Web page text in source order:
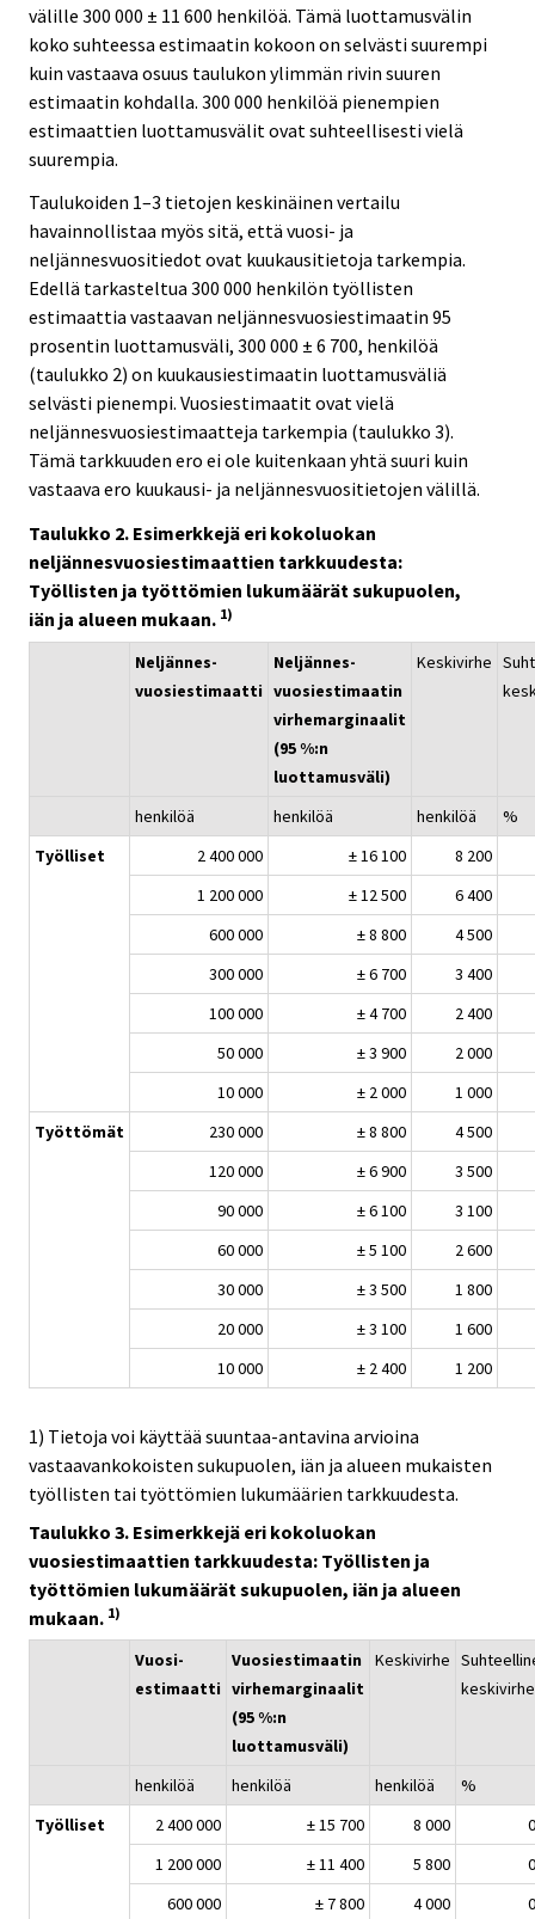
välille 300 000 ± 11 600 henkilöä. Tämä luottamusvälin
koko suhteessa estimaatin kokoon on selvästi suurempi
kuin vastaava osuus taulukon ylimmän rivin suuren
estimaatin kohdalla. 300 000 henkilöä pienempien
estimaattien luottamusvälit ovat suhteellisesti vielä
suurempia.
Taulukoiden 1–3 tietojen keskinäinen vertailu
havainnollistaa myös sitä, että vuosi- ja
neljännesvuositiedot ovat kuukausitietoja tarkempia.
Edellä tarkasteltua 300 000 henkilön työllisten
estimaattia vastaavan neljännesvuosiestimaatin 95
prosentin luottamusväli, 300 000 ± 6 700, henkilöä
(taulukko 2) on kuukausiestimaatin luottamusväliä
selvästi pienempi. Vuosiestimaatit ovat vielä
neljännesvuosiestimaatteja tarkempia (taulukko 3).
Tämä tarkkuuden ero ei ole kuitenkaan yhtä suuri kuin
vastaava ero kuukausi- ja neljännesvuositietojen välillä.
Taulukko 2. Esimerkkejä eri kokoluokan
neljännesvuosiestimaattien tarkkuudesta:
Työllisten ja työttömien lukumäärät sukupuolen,
iän ja alueen mukaan. 1)
Neljännes-
vuosiestimaatti
Neljännes-
vuosiestimaatin
virhemarginaalit
(95 %:n
luottamusväli)
Keskivirhe
henkilöä henkilöä henkilöä
%
Työlliset
2 400 000 ± 16 100
8 200
1 200 000
± 12 500
6 400
600 000
± 8 800
4 500
300 000
± 6 700
3 400
100 000
± 4 700
2 400
50 000
± 3 900
2 000
10 000
± 2 000
1 000
Työttömät
230 000 ± 8 800
4 500
120 000
± 6 900
3 500
90 000
± 6 100
3 100
60 000
± 5 100
2 600
30 000
± 3 500
1 800
20 000
± 3 100
1 600
10 000
± 2 400 1 200
1) Tietoja voi käyttää suuntaa-antavina arvioina
vastaavankokoisten sukupuolen, iän ja alueen mukaisten
työllisten tai työttömien lukumäärien tarkkuudesta.
Taulukko 3. Esimerkkejä eri kokoluokan
vuosiestimaattien tarkkuudesta: Työllisten ja
työttömien lukumäärät sukupuolen, iän ja alueen
mukaan. 1)
Vuosi-
estimaatti
Vuosiestimaatin
virhemarginaalit
(95 %:n
luottamusväli)
Keskivirhe
keskivirhe
henkilöä henkilöä henkilöä
%
Työlliset
2 400 000 ± 15 700 8 000
1 200 000
± 11 400 5 800
600 000
± 7 800 4 000